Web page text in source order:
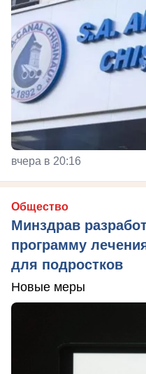
вчера в 20:16
Общество
Минздрав
программу
для подростков
Новые меры